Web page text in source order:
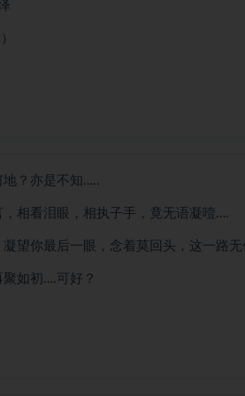
？亦是不知…..
，相看泪眼，相执子手，竟无语凝噎….
望你最后一眼，念着莫回头，这一路无
如初….可好？